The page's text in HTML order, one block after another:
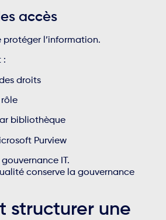
accès
protéger l’information.
:
droits
bibliothèque
Purview
IT.
conserve la gouvernance
structurer une